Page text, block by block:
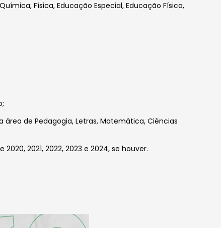
Física, Educação Especial, Educação Física,
de Pedagogia, Letras, Matemática, Ciências
2021, 2022, 2023 e 2024, se houver.